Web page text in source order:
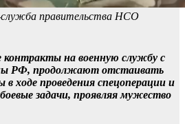
правительства НСО
на военную службу с
РФ, продолжают отстаивать
ходе проведения спецоперации и
задачи, проявляя мужество